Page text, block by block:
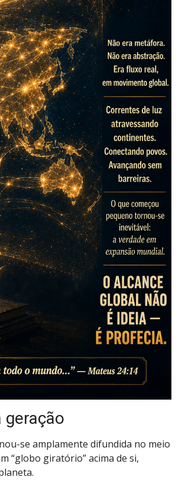
geração
se amplamente difundida no meio
“globo giratório” acima de si,